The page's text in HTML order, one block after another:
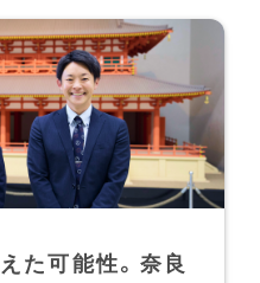
た可能性。奈良